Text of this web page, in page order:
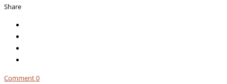
Share
Comment0